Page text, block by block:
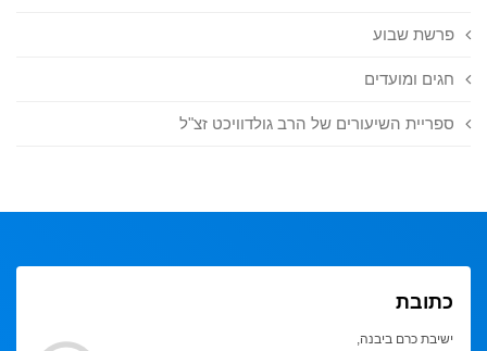
פרשת שבוע
חגים ומועדים
ספריית השיעורים של הרב גולדוויכט זצ"ל
כתובת
ישיבת כרם ביבנה,